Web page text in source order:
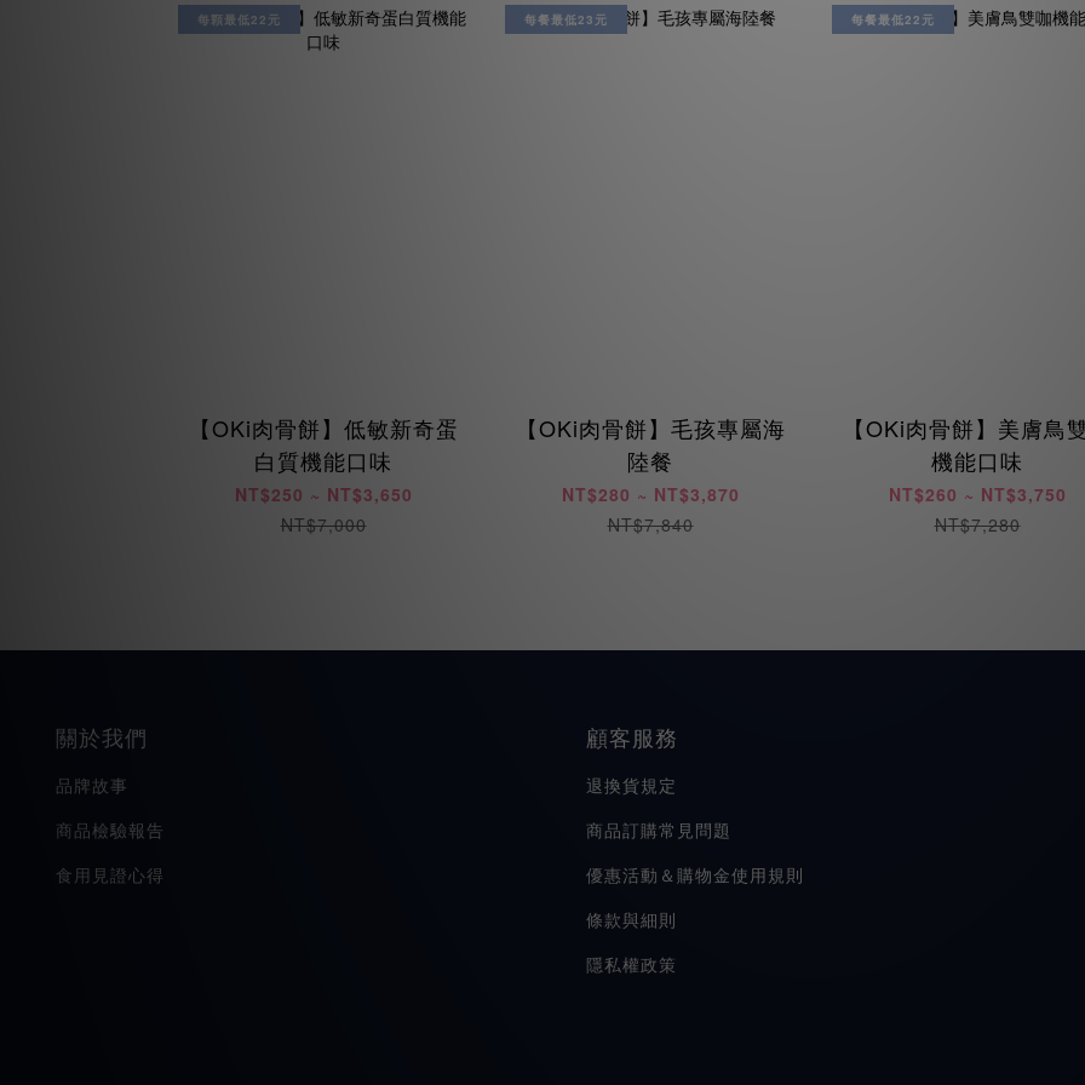
每顆最低22元
【OKi肉骨餅】低敏新奇蛋
白質機能口味
NT$250 ~ NT$3,650
NT$7,000
每餐最低23元
【OKi肉骨餅】毛孩專屬海
陸餐
NT$280 ~ NT$3,870
NT$7,840
每餐最低22元
【OKi肉骨餅】美膚鳥
機能口味
NT$260 ~ NT$3,750
NT$7,280
關於我們
品牌故事
商品檢驗報告
食用見證心得
顧客服務
退換貨規定
商品訂購常見問題
優惠活動＆購物金使用規則
條款與細則
隱私權政策